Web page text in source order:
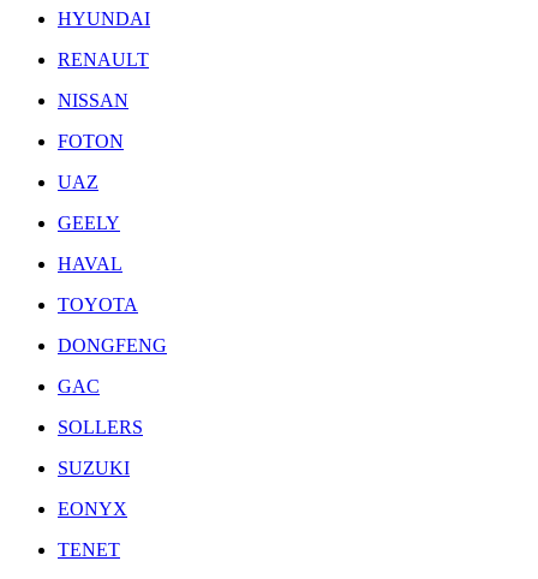
HYUNDAI
RENAULT
NISSAN
FOTON
UAZ
GEELY
HAVAL
TOYOTA
DONGFENG
GAC
SOLLERS
SUZUKI
EONYX
TENET